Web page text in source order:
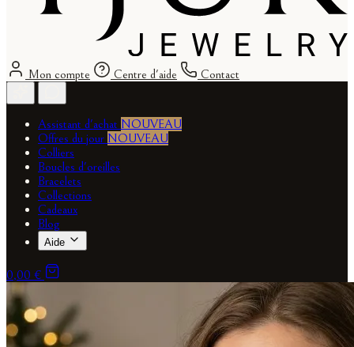
Mon compte Centre d'aide Contact
Assistant d'achat NOUVEAU
Offres du jour NOUVEAU
Colliers
Boucles d'oreilles
Bracelets
Collections
Cadeaux
Blog
Aide
0,00 €